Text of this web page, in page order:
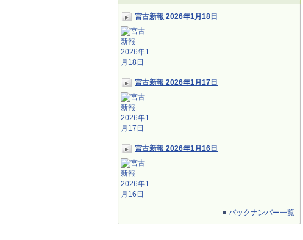
宮古新報 2026年1月18日
宮古新報 2026年1月17日
宮古新報 2026年1月16日
バックナンバー一覧